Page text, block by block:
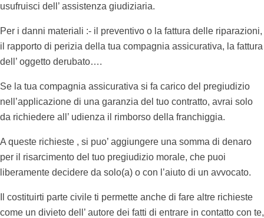
usufruisci dell’ assistenza giudiziaria.
Per i danni materiali :- il preventivo o la fattura delle riparazioni,
il rapporto di perizia della tua compagnia assicurativa, la fattura
dell’ oggetto derubato….
Se la tua compagnia assicurativa si fa carico del pregiudizio
nell’applicazione di una garanzia del tuo contratto, avrai solo
da richiedere all’ udienza il rimborso della franchiggia.
A queste richieste , si puo’ aggiungere una somma di denaro
per il risarcimento del tuo pregiudizio morale, che puoi
liberamente decidere da solo(a) o con l’aiuto di un avvocato.
Il costituirti parte civile ti permette anche di fare altre richieste
come un divieto dell’ autore dei fatti di entrare in contatto con te,